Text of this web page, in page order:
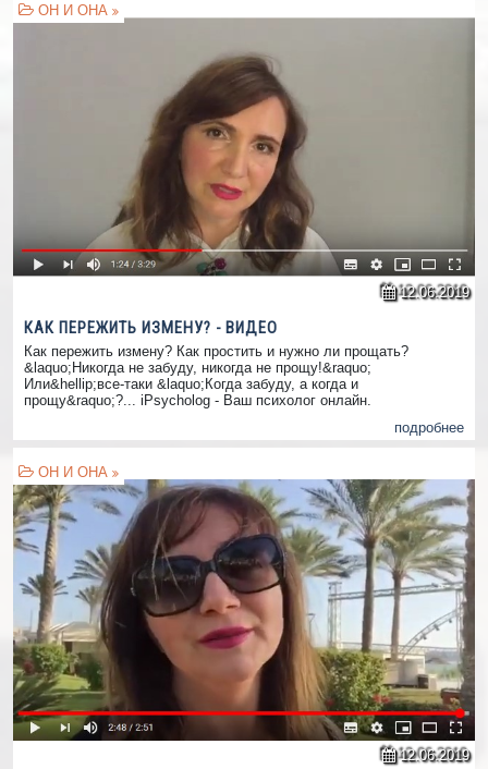
ОН И ОНА
12.06.2019
КАК ПЕРЕЖИТЬ ИЗМЕНУ? - ВИДЕО
Как пережить измену? Как простить и нужно ли прощать?
&laquo;Никогда не забуду, никогда не прощу!&raquo;
Или&hellip;все-таки &laquo;Когда забуду, а когда и
прощу&raquo;?... iPsycholog - Ваш психолог онлайн.
подробнее
ОН И ОНА
12.06.2019